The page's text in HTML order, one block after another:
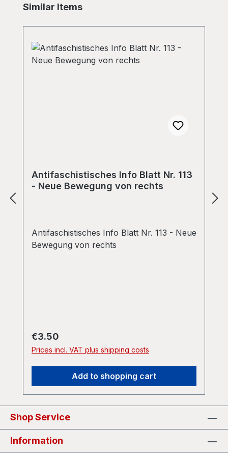
Skip product gallery
Similar Items
Antifaschistisches Info Blatt Nr. 113
- Neue Bewegung von rechts
Antifaschistisches Info Blatt Nr. 113 - Neue
Bewegung von rechts
Regular price:
€3.50
Prices incl. VAT plus shipping costs
Add to shopping cart
Shop Service
Information